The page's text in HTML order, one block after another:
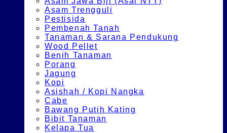
Asam Trengguli
Pestisida
Pembenah Tanah
Tanaman & Sarana Pendukung
Wood Pellet
Benih Tanaman
Porang
Jagung
Kopi
Asishah / Kopi Nangka
Cabe
Bawang Putih Kating
Bibit Tanaman
Kelapa Tua